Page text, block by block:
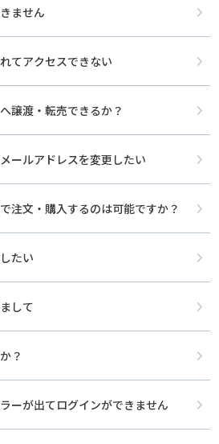
ません
てアクセスできない
譲渡・転売できるか？
ールアドレスを変更したい
注文・購入するのは可能ですか？
たい
して
？
ーが出てログインができません